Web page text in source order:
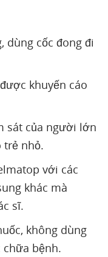
dùng cốc đong đi
khuyến cáo
sát của người lớn
trẻ nhỏ.
với các
khác mà
sĩ.
không dùng
chữa bệnh.